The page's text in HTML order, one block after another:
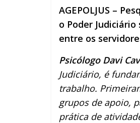
AGEPOLJUS –
o Poder
entre os
Psicólogo Davi
Judiciário, é
trabalho.
grupos de apoio,
prática de